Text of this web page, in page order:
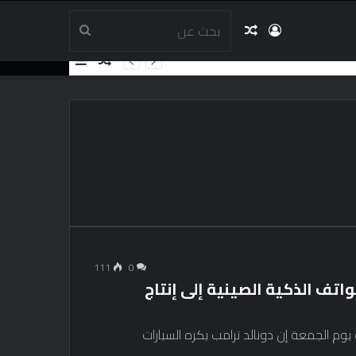
بحث مقالتسجيل
إضافةمقال
0
111
الذكية الصينية إلى إنتاج
الجمعة إن دونالد ترامب يكره السيارات